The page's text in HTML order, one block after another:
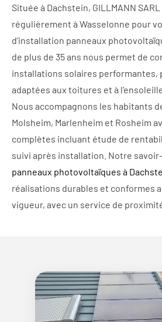
Située à Dachstein, GILLMANN
régulièrement à Wasselonne pour
d’installation panneaux
de plus de 35 ans nous permet de
installations solaires performantes,
adaptées aux toitures et à
Nous accompagnons les habitants
Molsheim, Marlenheim et Rosheim
complètes incluant étude de
suivi après installation. Notre
panneaux photovoltaïques à
réalisations durables et conformes
vigueur, avec un service de